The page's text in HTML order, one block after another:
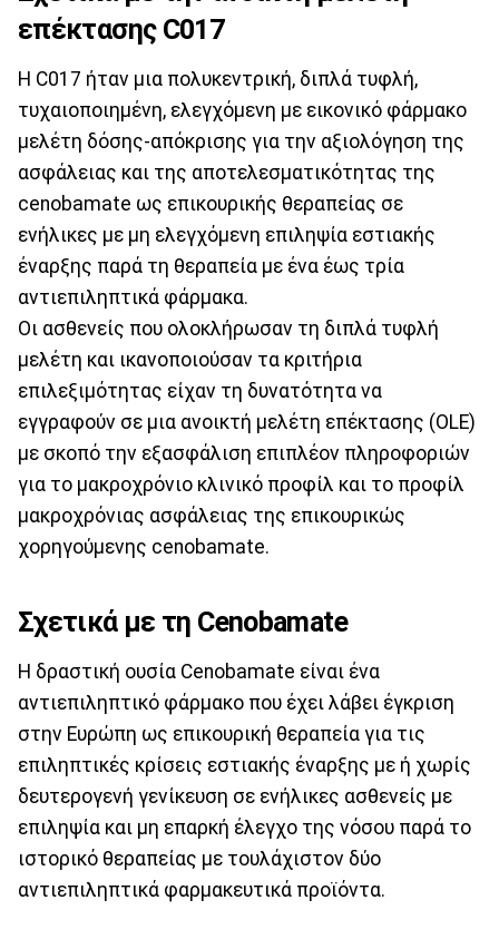
επέκτασης C017
Η C017 ήταν μια πολυκεντρική, διπλά τυφλή,
τυχαιοποιημένη, ελεγχόμενη με εικονικό φάρμακο
μελέτη δόσης-απόκρισης για την αξιολόγηση της
ασφάλειας και της αποτελεσματικότητας της
cenobamate ως επικουρικής θεραπείας σε
ενήλικες με μη ελεγχόμενη επιληψία εστιακής
έναρξης παρά τη θεραπεία με ένα έως τρία
αντιεπιληπτικά φάρμακα.
Οι ασθενείς που ολοκλήρωσαν τη διπλά τυφλή
μελέτη και ικανοποιούσαν τα κριτήρια
επιλεξιμότητας είχαν τη δυνατότητα να
εγγραφούν σε μια ανοικτή μελέτη επέκτασης (OLE)
με σκοπό την εξασφάλιση επιπλέον πληροφοριών
για το μακροχρόνιο κλινικό προφίλ και το προφίλ
μακροχρόνιας ασφάλειας της επικουρικώς
χορηγούμενης cenobamate.
Σχετικά με τη Cenobamate
Η δραστική ουσία Cenobamate είναι ένα
αντιεπιληπτικό φάρμακο που έχει λάβει έγκριση
στην Ευρώπη ως επικουρική θεραπεία για τις
επιληπτικές κρίσεις εστιακής έναρξης με ή χωρίς
δευτερογενή γενίκευση σε ενήλικες ασθενείς με
επιληψία και μη επαρκή έλεγχο της νόσου παρά το
ιστορικό θεραπείας με τουλάχιστον δύο
αντιεπιληπτικά φαρμακευτικά προϊόντα.